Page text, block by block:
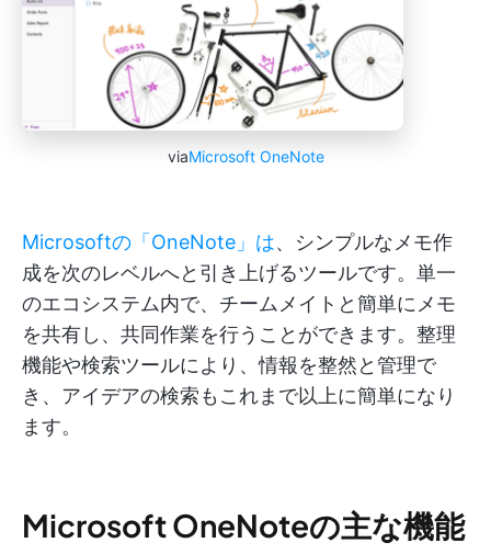
viaMicrosoft OneNote
Microsoftの「OneNote」は、シンプルなメモ作
成を次のレベルへと引き上げるツールです。単一
のエコシステム内で、チームメイトと簡単にメモ
を共有し、共同作業を行うことができます。整理
機能や検索ツールにより、情報を整然と管理で
き、アイデアの検索もこれまで以上に簡単になり
ます。
Microsoft OneNoteの主な機能